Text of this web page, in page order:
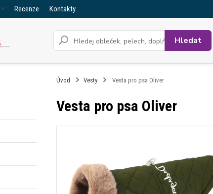
Recenze Kontakty
Hledat
Úvod Vesty Vesta pro psa Oliver
Vesta pro psa Oliver